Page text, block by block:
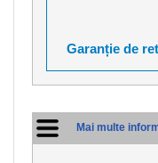
Garanție de
Mai multe